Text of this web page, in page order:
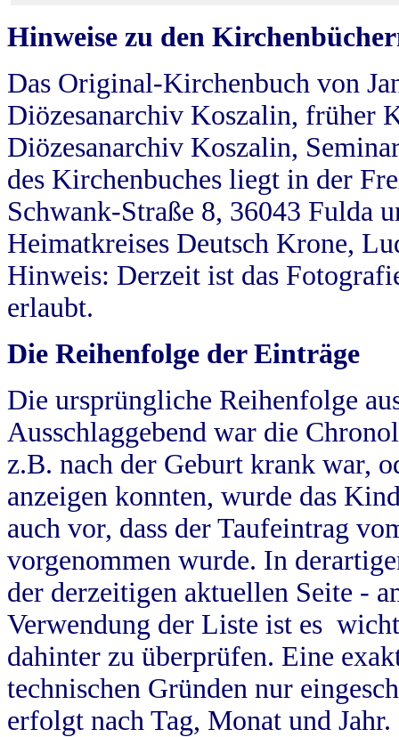
Hinweise zu den
Das Original-Kirchenbuch von
Diözesanarchiv Koszalin, früher
Diözesanarchiv Koszalin,
des Kirchenbuches liegt in der
Schwank-Straße 8, 36043 Fulda
Heimatkreises Deutsch Krone,
Hinweis: Derzeit ist das
erlaubt.
Die Reihenfolge der Einträge
Die ursprüngliche Reihenfolge
Ausschlaggebend war die
z.B. nach der Geburt krank war,
anzeigen konnten, wurde das
auch vor, dass der Taufeintrag
vorgenommen wurde. In
der derzeitigen aktuellen Seite -
Verwendung der Liste ist es
dahinter zu überprüfen. Eine
technischen Gründen nur
erfolgt nach Tag, Monat und Jahr.